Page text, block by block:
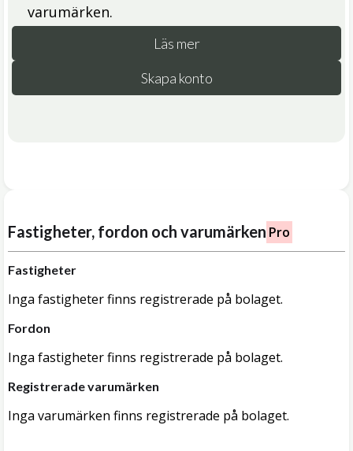
varumärken.
Läs mer
Skapa konto
Fastigheter, fordon och varumärken Pro
Fastigheter
Inga fastigheter finns registrerade på bolaget.
Fordon
Inga fastigheter finns registrerade på bolaget.
Registrerade varumärken
Inga varumärken finns registrerade på bolaget.